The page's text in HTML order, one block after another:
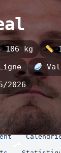
106 kg
2026
un
à
de